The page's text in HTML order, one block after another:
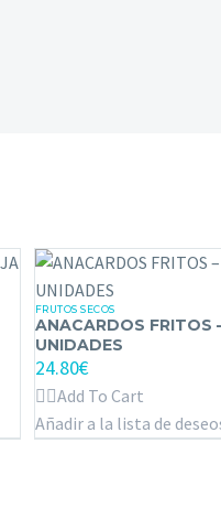
ANACARDOS
FRITOS –
BOLSA
(175G)
–
FRUTOS SECOS
ANACARDOS FRITOS
UNIDADES
24.80€
Add To Cart
Añadir a la lista de